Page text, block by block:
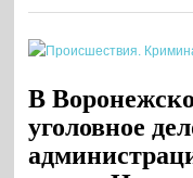
В
уголовное